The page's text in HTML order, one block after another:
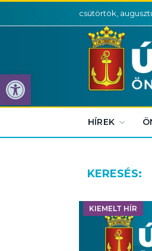
Eszköztár
csütörtök,
HÍREK
KERESÉS:
KIEMELT HÍR